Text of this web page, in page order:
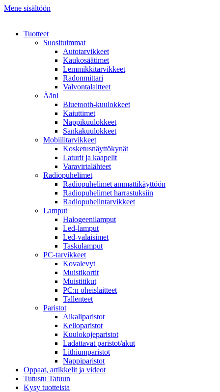
Mene sisältöön
Tuotteet
Suosituimmat
Autotarvikkeet
Kaukosäätimet
Lemmikkitarvikkeet
Radonmittari
Valvontalaitteet
Ääni
Bluetooth-kuulokkeet
Kaiuttimet
Nappikuulokkeet
Sankakuulokkeet
Mobiilitarvikkeet
Kosketusnäyttökynät
Laturit ja kaapelit
Varavirtalähteet
Radiopuhelimet
Radiopuhelimet ammattikäyttöön
Radiopuhelimet harrastuksiin
Radiopuhelintarvikkeet
Lamput
Halogeenilamput
Led-lamput
Led-valaisimet
Taskulamput
PC-tarvikkeet
Kovalevyt
Muistikortit
Muistitikut
PC:n oheislaitteet
Tallenteet
Paristot
Alkaliparistot
Kelloparistot
Kuulokojeparistot
Ladattavat paristot/akut
Lithiumparistot
Nappiparistot
Oppaat, artikkelit ja videot
Tutustu Tatuun
Kysy tuotteista